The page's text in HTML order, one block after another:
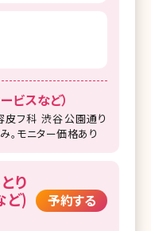
ビスなど）
皮フ科 渋谷公園通り
。モニター価格あり
り
ど)
予約する